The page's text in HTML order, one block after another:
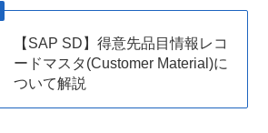
【SAP SD】得意先品目情報レコ
ードマスタ(Customer Material)に
ついて解説